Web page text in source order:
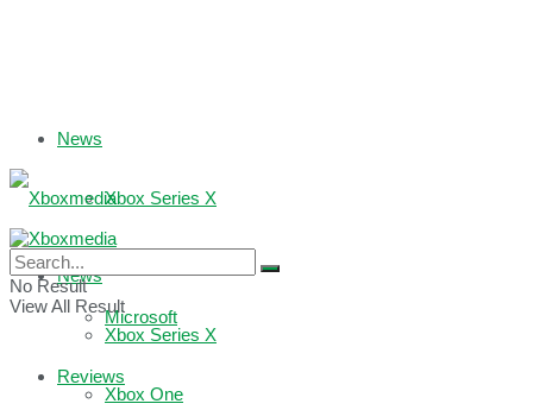
News
Xbox Series X
Microsoft
Reviews
News
Xbox Series X
Xbox One
No Result
View All Result